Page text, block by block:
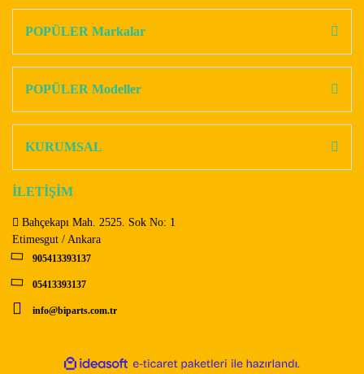
Ürün açıklamasında eksik bilgiler bulunuyor.
Bu ürüne benzer farklı alternatifler olmalı.
POPÜLER Markalar
POPÜLER Modeller
KURUMSAL
İLETİŞİM
Bahçekapı Mah. 2525. Sok No: 1
Etimesgut / Ankara
905413393137
05413393137
info@biparts.com.tr
ideasoft
e-